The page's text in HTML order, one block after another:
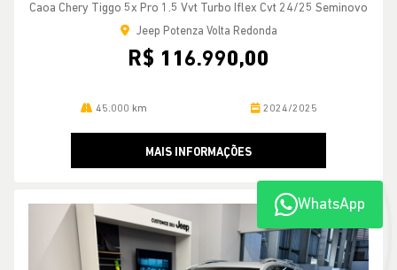
Caoa Chery Tiggo 5x Pro 1.5 Vvt Turbo Iflex Cvt 24/25 Seminovo
Jeep Potenza Volta Redonda
R$ 116.990,00
45.000 km 2024/2025
MAIS INFORMAÇÕES
WhatsApp